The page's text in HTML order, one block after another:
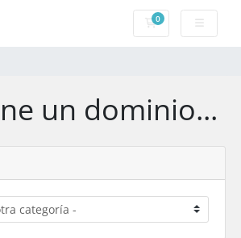
0Carrito
un dominio...